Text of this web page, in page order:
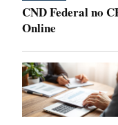
CND Federal no
Online